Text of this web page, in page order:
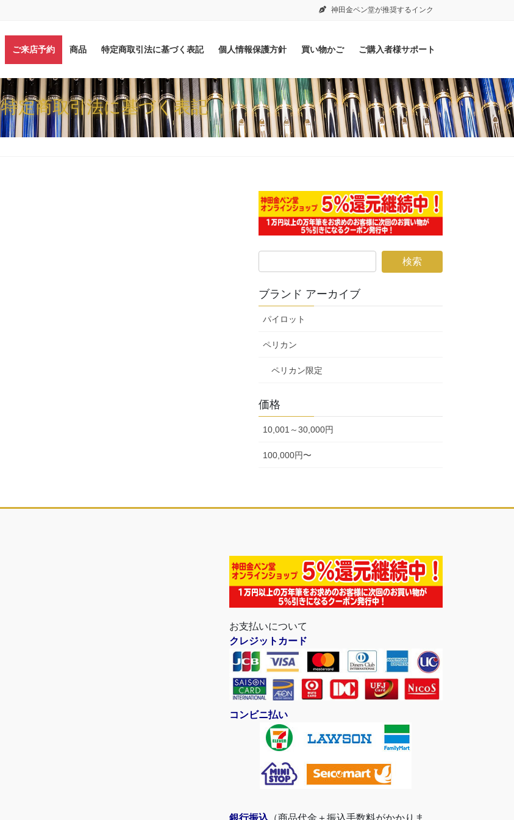
神田金ペン堂が推奨するインク
ご来店予約 商品 特定商取引法に基づく表記 個人情報保護方針 買い物かご ご購入者様サポート
特定商取引法に基づく表記
ブランド アーカイブ
パイロット
ペリカン
ペリカン限定
価格
10,001～30,000円
100,000円〜
お支払いについて
クレジットカード
コンビニ払い
銀行振込（商品代金＋振込手数料がかかりま